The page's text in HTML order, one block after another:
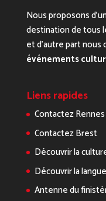
Nous proposons
destination de tous
et d’autre part nous
événements
Liens rapides
Contactez Rennes
Contactez Brest
Découvrir la
Découvrir la langue
Antenne du